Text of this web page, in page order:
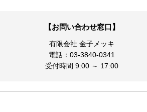
【お問い合わせ窓口】
有限会社 金子メッキ
電話：03-3840-0341
受付時間 9:00 ～ 17:00